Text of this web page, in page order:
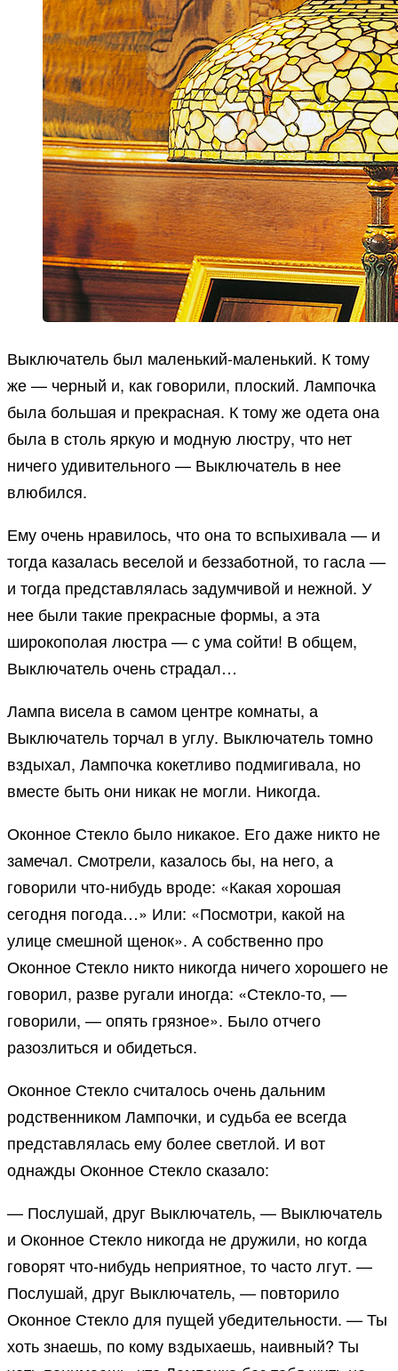
Выключатель был маленький-маленький. К тому
же — черный и, как говорили, плоский. Лампочка
была большая и прекрасная. К тому же одета она
была в столь яркую и модную люстру, что нет
ничего удивительного — Выключатель в нее
влюбился.
Ему очень нравилось, что она то вспыхивала — и
тогда казалась веселой и беззаботной, то гасла —
и тогда представлялась задумчивой и нежной. У
нее были такие прекрасные формы, а эта
широкополая люстра — с ума сойти! В общем,
Выключатель очень страдал…
Лампа висела в самом центре комнаты, а
Выключатель торчал в углу. Выключатель томно
вздыхал, Лампочка кокетливо подмигивала, но
вместе быть они никак не могли. Никогда.
Оконное Стекло было никакое. Его даже никто не
замечал. Смотрели, казалось бы, на него, а
говорили что-нибудь вроде: «Какая хорошая
сегодня погода…» Или: «Посмотри, какой на
улице смешной щенок». А собственно про
Оконное Стекло никто никогда ничего хорошего не
говорил, разве ругали иногда: «Стекло-то, —
говорили, — опять грязное». Было отчего
разозлиться и обидеться.
Оконное Стекло считалось очень дальним
родственником Лампочки, и судьба ее всегда
представлялась ему более светлой. И вот
однажды Оконное Стекло сказало:
— Послушай, друг Выключатель, — Выключатель
и Оконное Стекло никогда не дружили, но когда
говорят что-нибудь неприятное, то часто лгут. —
Послушай, друг Выключатель, — повторило
Оконное Стекло для пущей убедительности. — Ты
хоть знаешь, по кому вздыхаешь, наивный? Ты